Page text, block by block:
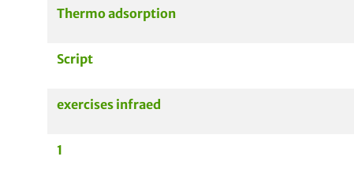
Thermo adsorption
Script
exercises infraed
1